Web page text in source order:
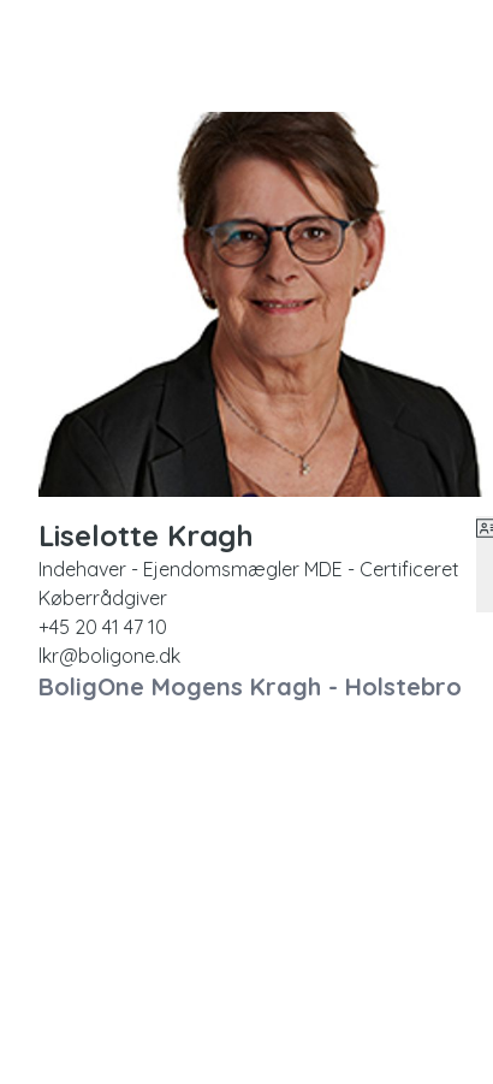
Liselotte Kragh
Indehaver - Ejendomsmægler MDE - Certificeret
Køberrådgiver
+45 20 41 47 10
lkr@boligone.dk
BoligOne Mogens Kragh - Holstebro